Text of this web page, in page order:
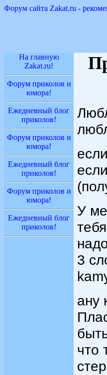
Форум сайта Zakat.ru -
На главную
Zakat.ru!
Форум приколов и
юмора!
Ежедневный блог
приколов!
Форум приколов и
юмора!
Ежедневный блог
приколов!
Форум приколов и
юмора!
Ежедневный блог
приколов!
У
3
ану
что